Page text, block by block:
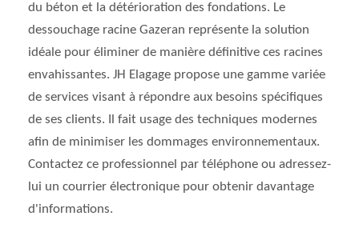
du béton et la détérioration des fondations. Le
dessouchage racine Gazeran représente la solution
idéale pour éliminer de manière définitive ces racines
envahissantes. JH Elagage propose une gamme variée
de services visant à répondre aux besoins spécifiques
de ses clients. Il fait usage des techniques modernes
afin de minimiser les dommages environnementaux.
Contactez ce professionnel par téléphone ou adressez-
lui un courrier électronique pour obtenir davantage
d'informations.